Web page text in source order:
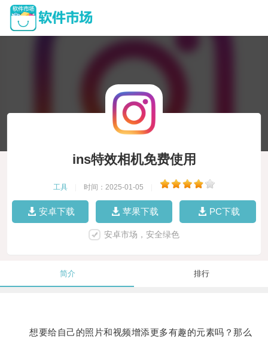
ins特效相机免费使用
工具 时间：2025-01-05
安卓下载 苹果下载 PC下载
安卓市场，安全绿色
简介 排行
想要给自己的照片和视频增添更多有趣的元素吗？那么